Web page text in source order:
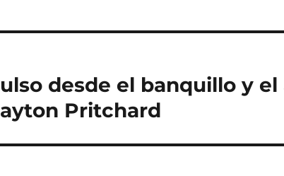
desde el banquillo y el
Pritchard